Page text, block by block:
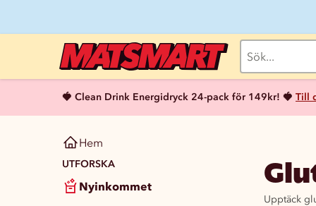
🍓 Clean Drink Energidryck 24-pack för 149kr! 🍓 Till
Hem
UTFORSKA
Nyinkommet
Upptäck